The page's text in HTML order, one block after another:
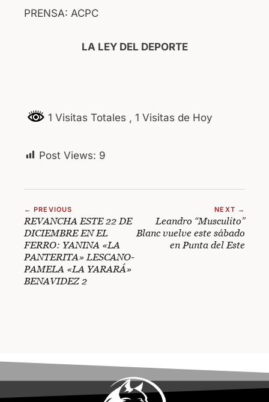
PRENSA: ACPC
LA LEY DEL DEPORTE
1 Visitas Totales , 1 Visitas de Hoy
Post Views: 9
← PREVIOUS
REVANCHA ESTE 22 DE
DICIEMBRE EN EL
FERRO: YANINA «LA
PANTERITA» LESCANO-
PAMELA «LA YARARÁ»
BENAVIDEZ 2
NEXT →
Leandro “Musculito”
Blanc vuelve este sábado
en Punta del Este